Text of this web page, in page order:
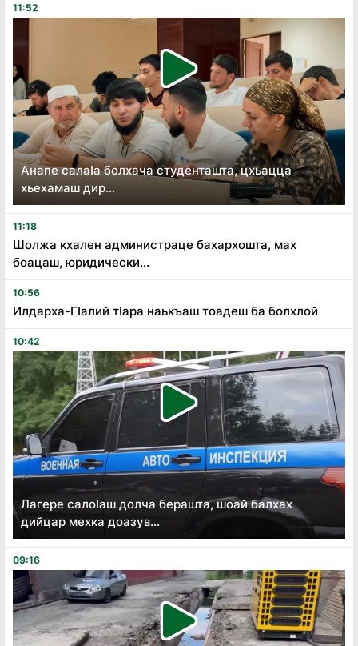
11:52
Анапе салаӏа болхача студенташта, цхьацца
хьехамаш дир...
11:18
Шолжа кхален администраце бахархошта, мах
боацаш, юридически...
10:56
Илдарха-Гӏалий тӏара наькъаш тоадеш ба болхлой
10:42
Лагере салоӏаш долча берашта, шоай балхах
дийцар мехка доазув...
09:16